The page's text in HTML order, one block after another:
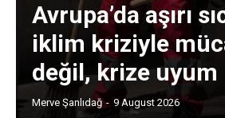
Avrupa’da aşırı
iklim kriziyle
değil, krize uyum
Merve Şanlıdağ - 9 August 2026